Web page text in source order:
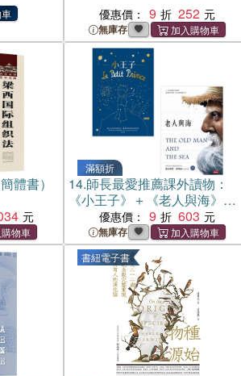
優惠價： 9 252
無庫存
體書）
滿額折
14.師長最愛推薦課外讀物：
《小王子》＋《老人與海》精
裝套書優惠價： 9 603
無庫存
書紐電子書